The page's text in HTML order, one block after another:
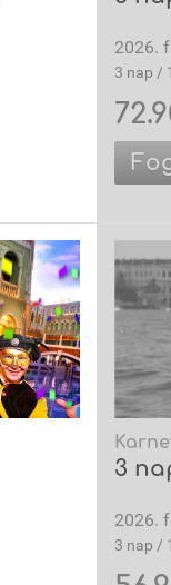
2026.
3 nap /
3
2026.
3 nap /